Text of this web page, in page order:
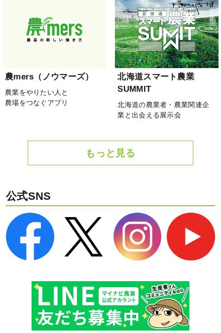
農mers（ノウマーズ）
農業をやりたい人と
農場をつなぐアプリ
北海道スマート農業
SUMMIT
北海道の農業者・農業関連企
業と出会える展示会
もっと見る
公式SNS